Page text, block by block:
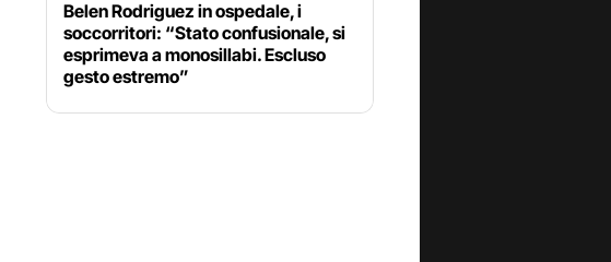
Belen Rodriguez in ospedale, i
soccorritori: “Stato confusionale, si
esprimeva a monosillabi. Escluso
gesto estremo”